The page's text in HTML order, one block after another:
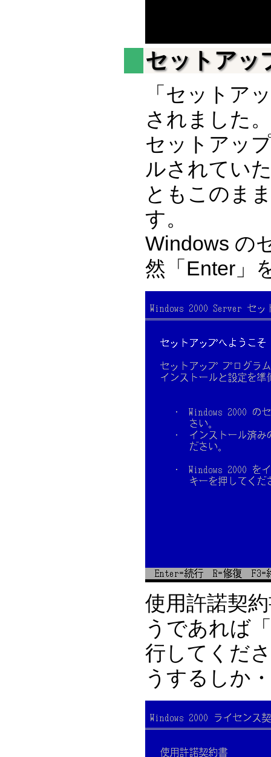
セットアッ
「セットア
されました。
セットアッ
ルされてい
ともこのま
す。
Windows の
然「Enter」
使用許諾契
うであれば
行してくだ
うするしか